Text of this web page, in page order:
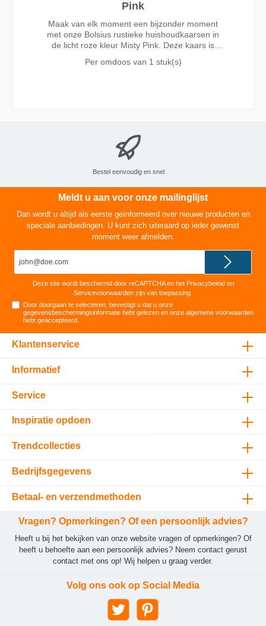
Pink
Maak van elk moment een bijzonder moment
met onze Bolsius rustieke huishoudkaarsen in
de licht roze kleur Misty Pink. Deze kaars is
wel 15 uur dankzij onze MaxAmbiance
kunnen op diverse manieren goed met elkaar
warmte en sfeer in je huis.
Per omdoos van 1 stuk(s)
Bestel eenvoudig en snel
Meldt u aan voor onze mailinglijst
Dan wordt u altijd als eerste geïnformeerd over nieuwe producten en
speciale aanbiedingen. U kunt zich uiteraard op ieder gewenst
moment weer afmelden.
Deze site wordt beschermd door reCAPTCHA en het Privacybeleiden
Servicevoorwaarden zijn van toepassing.
Door doorgaan te selecteren, bevestigt u dat u onze
gegevensbeschermingsinformatie hebt gelezen en onzealgemene voorwaarden
hebt geaccepteerd
Klantenservice
Informatief
Service
Inspiratie opdoen
Trendcollecties
Bedrijfsgegevens
Betaal- en verzendmethoden
Vragen? Opmerkingen? Of een persoonlijk advies?
Heeft u bij het bekijken van onze website vragen of opmerkingen? Of
heeft u behoefte aan een persoonlijk advies? Neem contact gerust
contact met ons op! Wij helpen u graag verder.
Volg ons ook op Social Media